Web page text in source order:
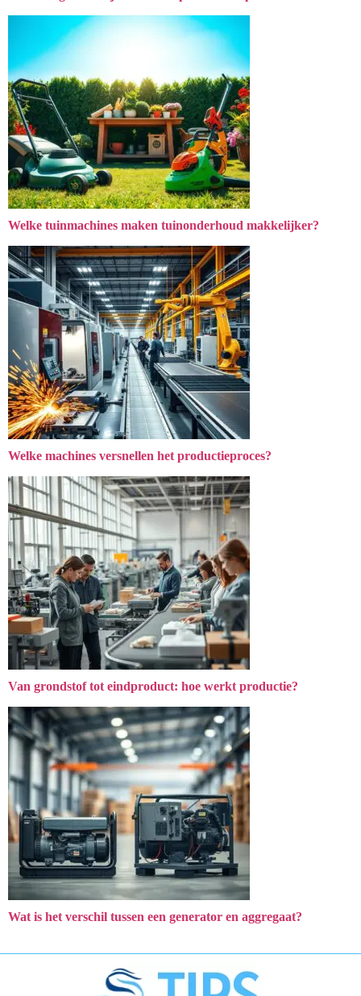
Welke tuinmachines maken tuinonderhoud makkelijker?
Welke machines versnellen het productieproces?
Van grondstof tot eindproduct: hoe werkt productie?
Wat is het verschil tussen een generator en aggregaat?